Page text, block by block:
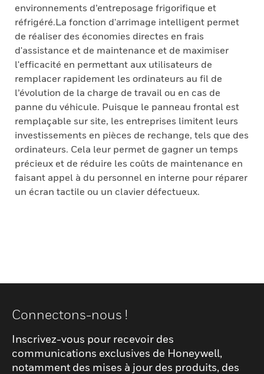
environnements d’entreposage frigorifique et
réfrigéré.La fonction d'arrimage intelligent permet
de réaliser des économies directes en frais
d'assistance et de maintenance et de maximiser
l'efficacité en permettant aux utilisateurs de
remplacer rapidement les ordinateurs au fil de
l’évolution de la charge de travail ou en cas de
panne du véhicule. Puisque le panneau frontal est
remplaçable sur site, les entreprises limitent leurs
investissements en pièces de rechange, tels que des
ordinateurs. Cela leur permet de gagner un temps
précieux et de réduire les coûts de maintenance en
faisant appel à du personnel en interne pour réparer
un écran tactile ou un clavier défectueux.
Connectons-nous !
Inscrivez-vous pour recevoir des
communications exclusives de Honeywell,
notamment des mises à jour des produits, des